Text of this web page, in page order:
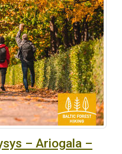
– Ariogala –